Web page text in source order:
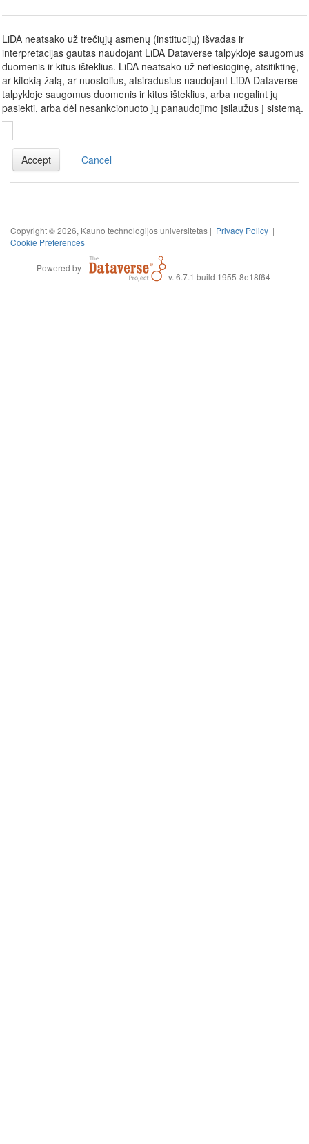
LiDA neatsako už trečiųjų asmenų (institucijų) išvadas ir
interpretacijas gautas naudojant LiDA Dataverse talpykloje saugomus
duomenis ir kitus išteklius. LiDA neatsako už netiesioginę, atsitiktinę,
ar kitokią žalą, ar nuostolius, atsiradusius naudojant LiDA Dataverse
talpykloje saugomus duomenis ir kitus išteklius, arba negalint jų
pasiekti, arba dėl nesankcionuoto jų panaudojimo įsilaužus į sistemą.
Accept Cancel
Copyright © 2026, Kauno technologijos universitetas | Privacy Policy |
Cookie Preferences
Powered by
v. 6.7.1 build 1955-8e18f64